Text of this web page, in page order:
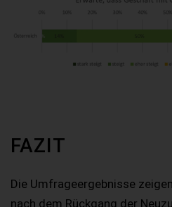
FAZIT
Die Umfrageergebnisse
nach dem Rückgang der